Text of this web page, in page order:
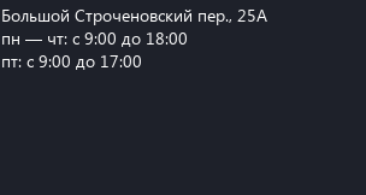
Большой Строченовский пер., 25А
пн — чт: с 9:00 до 18:00
пт: с 9:00 до 17:00